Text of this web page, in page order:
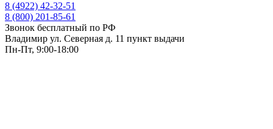
8 (4922) 42-32-51
8 (800) 201-85-61
Звонок бесплатный по РФ
Владимир ул. Северная д. 11 пункт выдачи
Пн-Пт, 9:00-18:00